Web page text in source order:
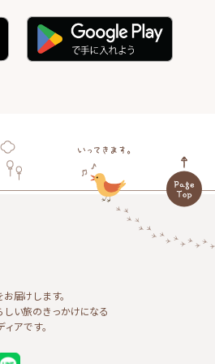
届けします。
い旅のきっかけになる
アです。